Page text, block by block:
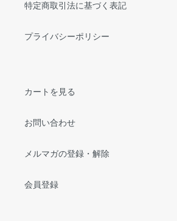
特定商取引法に基づく表記
プライバシーポリシー
カートを見る
お問い合わせ
メルマガの登録・解除
会員登録